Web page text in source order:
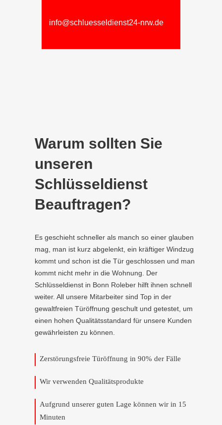
info@schluesseldienst24-nrw.de
Warum sollten Sie
unseren
Schlüsseldienst
Beauftragen?
Es geschieht schneller als manch so einer glauben
mag, man ist kurz abgelenkt, ein kräftiger Windzug
kommt und schon ist die Tür geschlossen und man
kommt nicht mehr in die Wohnung. Der
Schlüsseldienst in Bonn Roleber hilft ihnen schnell
weiter. All unsere Mitarbeiter sind Top in der
gewaltfreien Türöffnung geschult und getestet, um
einen hohen Qualitätsstandard für unsere Kunden
gewährleisten zu können.
Zerstörungsfreie Türöffnung in 90% der Fälle
Wir verwenden Qualitätsprodukte
Aufgrund unserer guten Lage können wir in 15
Minuten